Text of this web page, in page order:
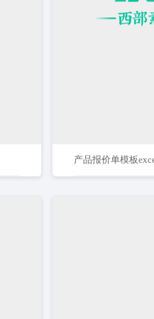
产品报价单模板